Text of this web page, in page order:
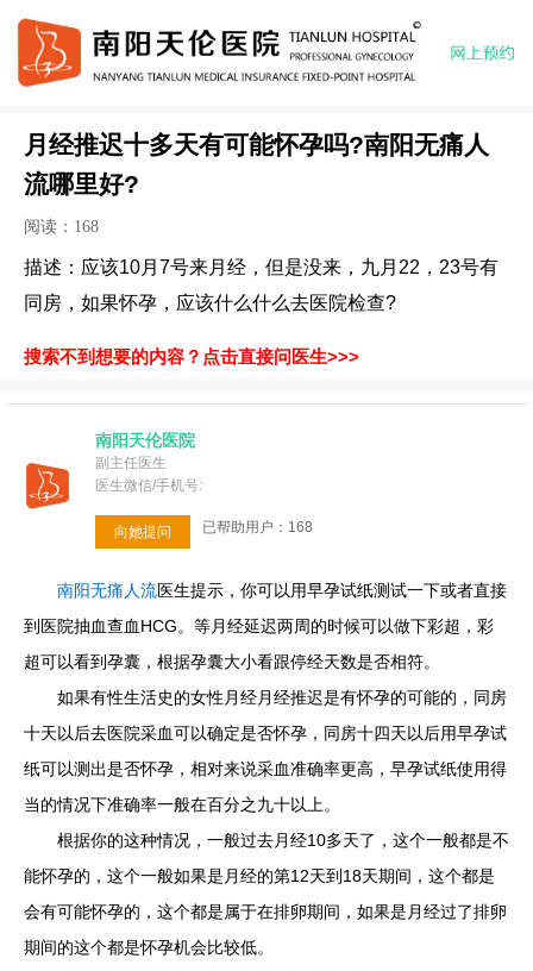
月经推迟十多天有可能怀孕吗?南阳无痛人
流哪里好?
阅读：168
描述：应该10月7号来月经，但是没来，九月22，23号有
同房，如果怀孕，应该什么什么去医院检查?
搜索不到想要的内容？点击直接问医生>>>
南阳天伦医院
副主任医生
医生微信/手机号:
向她提问 已帮助用户：168
南阳无痛人流医生提示，你可以用早孕试纸测试一下或者直接
到医院抽血查血HCG。等月经延迟两周的时候可以做下彩超，彩
超可以看到孕囊，根据孕囊大小看跟停经天数是否相符。
如果有性生活史的女性月经月经推迟是有怀孕的可能的，同房
十天以后去医院采血可以确定是否怀孕，同房十四天以后用早孕试
纸可以测出是否怀孕，相对来说采血准确率更高，早孕试纸使用得
当的情况下准确率一般在百分之九十以上。
根据你的这种情况，一般过去月经10多天了，这个一般都是不
能怀孕的，这个一般如果是月经的第12天到18天期间，这个都是
会有可能怀孕的，这个都是属于在排卵期间，如果是月经过了排卵
期间的这个都是怀孕机会比较低。